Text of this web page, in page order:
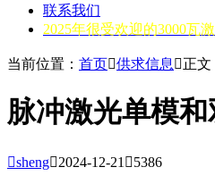
联系我们
2025年很受欢迎的3000瓦
当前位置： 首页供求信息 正文
脉冲激光单模和
sheng2024-12-21 5386